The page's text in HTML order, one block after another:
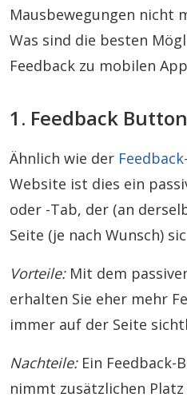
Mausbewegungen nicht
Was sind die besten
Feedback zu mobilen
1. Feedback
Ähnlich wie der
Website ist dies ein
oder -Tab, der (an
Seite (je nach Wunsch)
Vorteile:Mit dem
erhalten Sie eher mehr
immer auf der Seite
Nachteile:Ein Feedback-
nimmt zusätzlichen